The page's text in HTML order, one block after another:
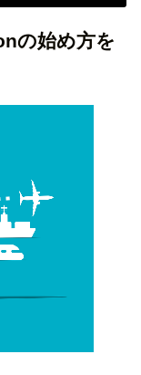
の始め方を